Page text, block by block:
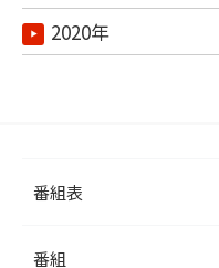
2020年
番組表
番組